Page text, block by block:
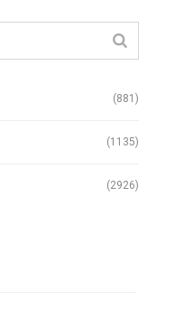
(881)
(1135)
(2926)